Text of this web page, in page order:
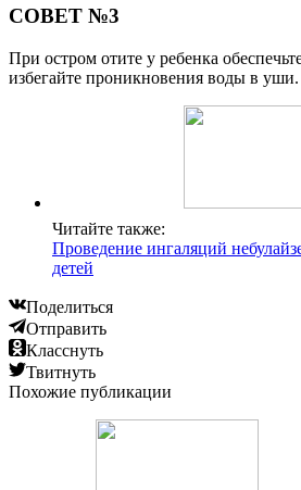
СОВЕТ №3
При остром отите у ребенка
избегайте проникновения воды в уши.
Читайте также:
Проведение ингаляций
детей
Поделиться
Отправить
Класснуть
Твитнуть
Похожие публикации